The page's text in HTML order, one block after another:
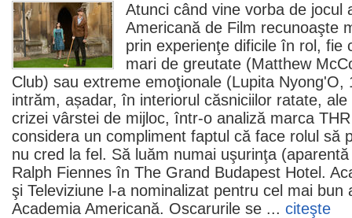
Atunci când vine vorba de jocul
Americană de Film recunoaşte
prin experienţe dificile în rol, fie
mari de greutate (Matthew
Club) sau extreme emoţionale (Lupita Nyong'O,
intrăm, așadar, în interiorul căsniciilor ratate,
crizei vârstei de mijloc, într-o analiză marca
considera un compliment faptul că face rolul să
nu cred la fel. Să luăm numai uşurinţa
Ralph Fiennes în The Grand Budapest Hotel.
şi Televiziune l-a nominalizat pentru cel mai bun
Academia Americană. Oscarurile se ... citeşte